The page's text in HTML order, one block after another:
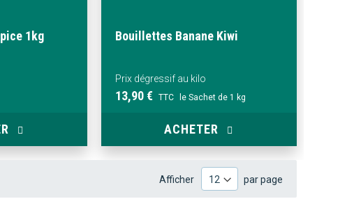
1kg
Bouillettes Banane Kiwi
Prix dégressif au kilo
13,90 € TTC le Sachet de 1 kg
ACHETER
Afficher par page